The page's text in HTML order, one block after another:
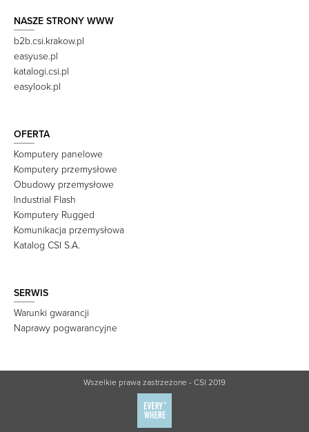
NASZE STRONY WWW
b2b.csi.krakow.pl
easyuse.pl
katalogi.csi.pl
easylook.pl
OFERTA
Komputery panelowe
Komputery przemysłowe
Obudowy przemysłowe
Industrial Flash
Komputery Rugged
Komunikacja przemysłowa
Katalog CSI S.A.
SERWIS
Warunki gwarancji
Naprawy pogwarancyjne
Wszelkie prawa zastrzeżone - CSI 2019